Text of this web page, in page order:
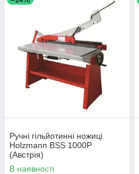
Ручні гільйотинні ножиці
Holzmann BSS 1000P
(Австрія)
В наявності